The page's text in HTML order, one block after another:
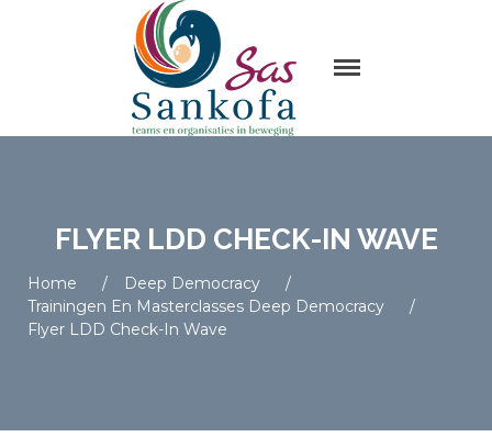
Home
Visie
Over Sas Sankofa
Klanten
Sas Sankofa
FLYER LDD CHECK-IN WAVE
Home / Deep Democracy
/
Trainingen En Masterclasses Deep Democracy
/
Flyer LDD Check-In Wave